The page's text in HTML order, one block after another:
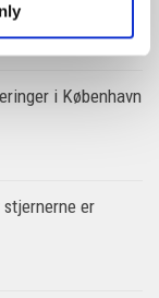
i København
er